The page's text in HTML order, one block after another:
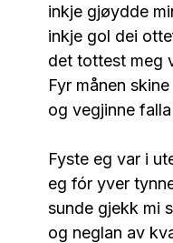
inkje gjøydde
inkje gol dei
det tottest meg
Fyr månen skine
og vegjinne
Fyste eg var i
eg fór yver
sunde gjekk mi
og neglan av